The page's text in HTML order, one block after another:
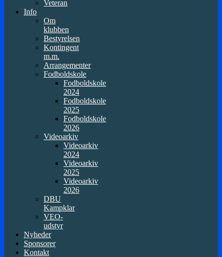
Veteran
Info
Om
klubben
Bestyrelsen
Kontingent
m.m.
Arrangementer
Fodboldskole
Fodboldskole
2024
Fodboldskole
2025
Fodboldskole
2026
Videoarkiv
Videoarkiv
2024
Videoarkiv
2025
Videoarkiv
2026
DBU
Kampklar
VEO-
udstyr
Nyheder
Sponsorer
Kontakt